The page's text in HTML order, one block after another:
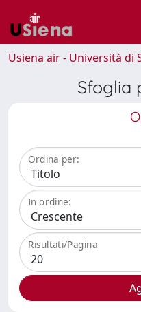
Usiena air - Università di
Sfoglia
Ordina per:
In ordine:
Risultati/Pagina